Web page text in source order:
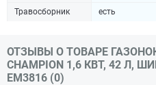
Травосборник есть
ОТЗЫВЫ О ТОВАРЕ
CHAMPION 1,6 КВТ, 42 Л,
EM3816 (0)